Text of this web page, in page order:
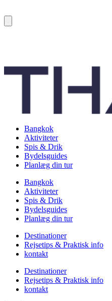
Bangkok
Aktiviteter
Spis & Drik
Bydelsguides
Planlæg din tur
Bangkok
Aktiviteter
Spis & Drik
Bydelsguides
Planlæg din tur
Destinationer
Rejsetips & Praktisk info
kontakt
Destinationer
Rejsetips & Praktisk info
kontakt